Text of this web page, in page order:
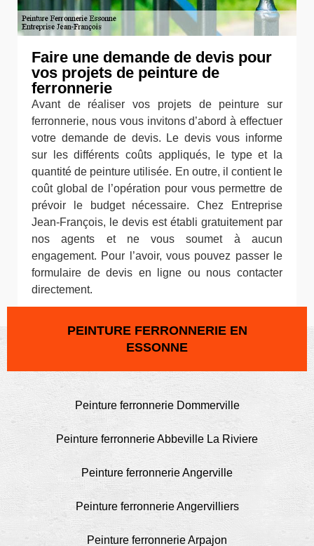
Faire une demande de devis pour
vos projets de peinture de
ferronnerie
Avant de réaliser vos projets de peinture sur
ferronnerie, nous vous invitons d’abord à effectuer
votre demande de devis. Le devis vous informe
sur les différents coûts appliqués, le type et la
quantité de peinture utilisée. En outre, il contient le
coût global de l’opération pour vous permettre de
prévoir le budget nécessaire. Chez Entreprise
Jean-François, le devis est établi gratuitement par
nos agents et ne vous soumet à aucun
engagement. Pour l’avoir, vous pouvez passer le
formulaire de devis en ligne ou nous contacter
directement.
PEINTURE FERRONNERIE EN
ESSONNE
Peinture ferronnerie Dommerville
Peinture ferronnerie Abbeville La Riviere
Peinture ferronnerie Angerville
Peinture ferronnerie Angervilliers
Peinture ferronnerie Arpajon